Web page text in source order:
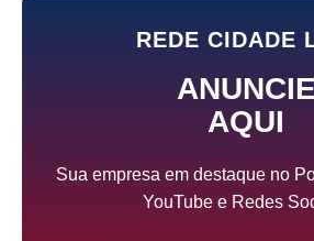
REDE CIDADE
ANUNCIE
AQUI
Sua empresa em destaque no
YouTube e Redes